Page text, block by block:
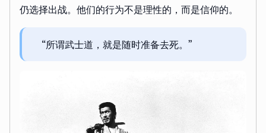
仍选择出战。他们的行为不是理性的，而是信仰的。
“所谓武士道，就是随时准备去死。”